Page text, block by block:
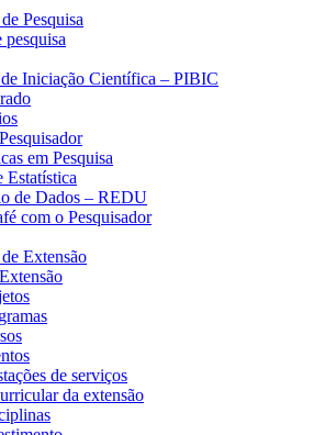
Pesquisa
pesquisa
Iniciação Científica – PIBIC
em Pesquisa
Estatística
de Dados – REDU
com o Pesquisador
Extensão
de serviços
da extensão